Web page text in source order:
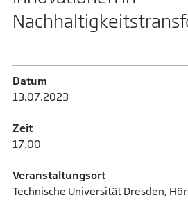
Datum
13.07.­2023
Zeit
17.00
Veranstaltungsort
Technische Universität Dresden,